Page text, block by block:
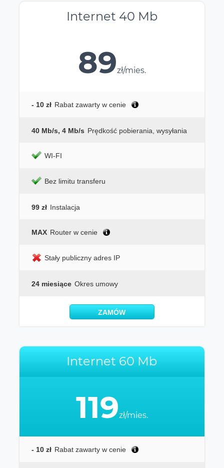
Internet 40 Mb
89zł/mies.
- 10 zł Rabat zawarty w cenie
40 Mb/s, 4 Mb/s Prędkość pobierania, wysyłania
WI-FI
Bez limitu transferu
99 zł Instalacja
MAX Router w cenie
Stały publiczny adres IP
24 miesiące Okres umowy
ZAMÓW
Internet 60 Mb
119zł/mies.
- 10 zł Rabat zawarty w cenie